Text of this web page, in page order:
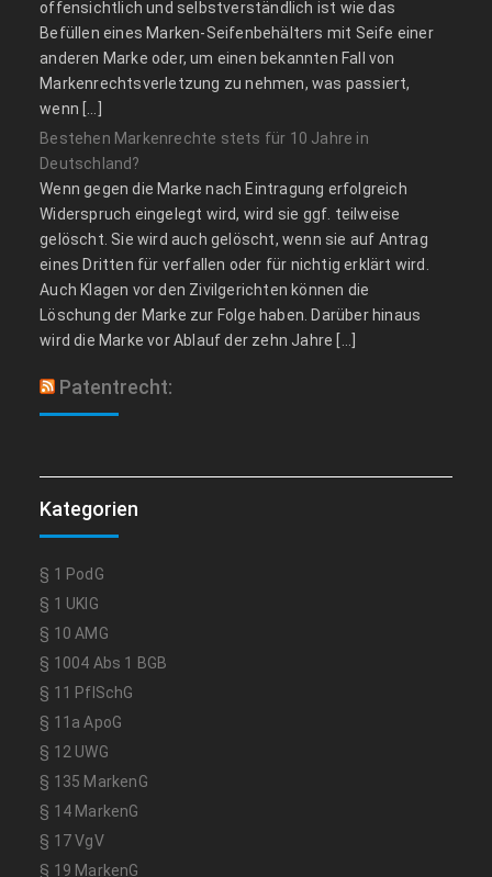
offensichtlich und selbstverständlich ist wie das
Befüllen eines Marken-Seifenbehälters mit Seife einer
anderen Marke oder, um einen bekannten Fall von
Markenrechtsverletzung zu nehmen, was passiert,
wenn […]
Bestehen Markenrechte stets für 10 Jahre in
Deutschland?
Wenn gegen die Marke nach Eintragung erfolgreich
Widerspruch eingelegt wird, wird sie ggf. teilweise
gelöscht. Sie wird auch gelöscht, wenn sie auf Antrag
eines Dritten für verfallen oder für nichtig erklärt wird.
Auch Klagen vor den Zivilgerichten können die
Löschung der Marke zur Folge haben. Darüber hinaus
wird die Marke vor Ablauf der zehn Jahre […]
Patentrecht:
Kategorien
§ 1 PodG
§ 1 UKlG
§ 10 AMG
§ 1004 Abs 1 BGB
§ 11 PflSchG
§ 11a ApoG
§ 12 UWG
§ 135 MarkenG
§ 14 MarkenG
§ 17 VgV
§ 19 MarkenG